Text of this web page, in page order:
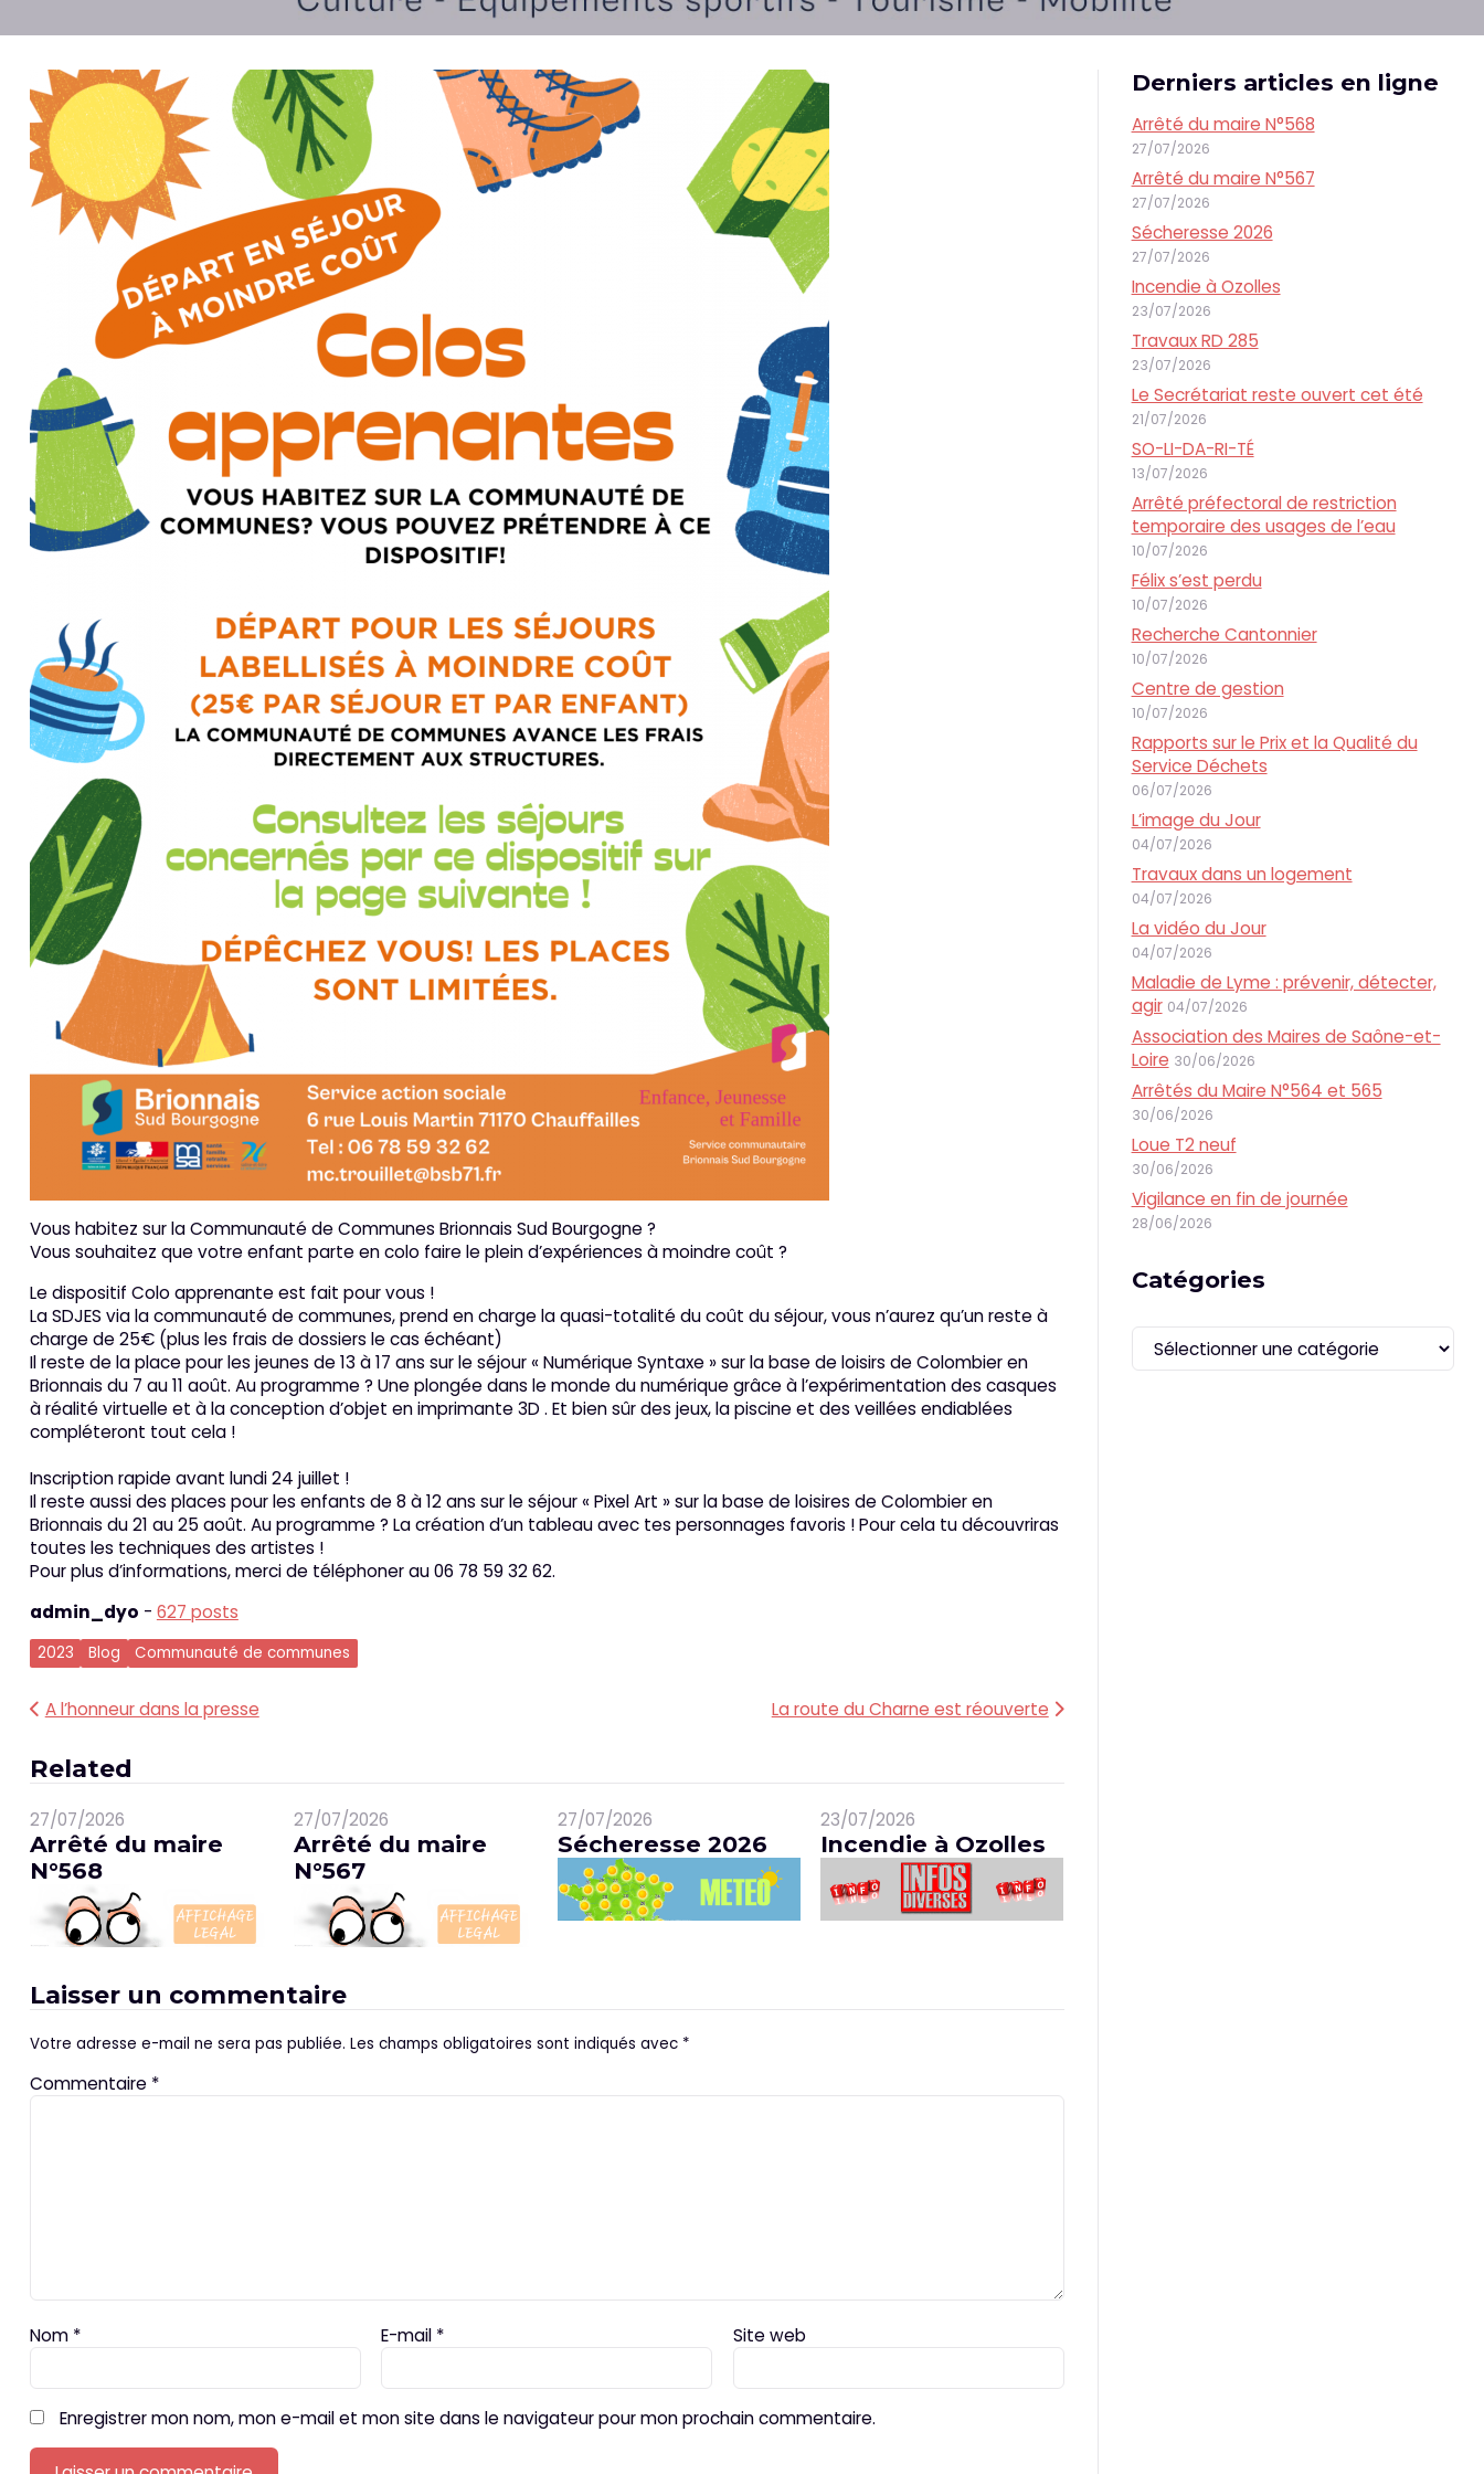
Vous habitez sur la Communauté de Communes Brionnais Sud Bourgogne ?
Vous souhaitez que votre enfant parte en colo faire le plein d’expériences à moindre coût ?
Le dispositif Colo apprenante est fait pour vous !
La SDJES via la communauté de communes, prend en charge la quasi-totalité du coût du séjour, vous n’aurez qu’un reste à
charge de 25€ (plus les frais de dossiers le cas échéant)
Il reste de la place pour les jeunes de 13 à 17 ans sur le séjour « Numérique Syntaxe » sur la base de loisirs de Colombier en
Brionnais du 7 au 11 août. Au programme ? Une plongée dans le monde du numérique grâce à l’expérimentation des casques
à réalité virtuelle et à la conception d’objet en imprimante 3D . Et bien sûr des jeux, la piscine et des veillées endiablées
compléteront tout cela !
Inscription rapide avant lundi 24 juillet !
Il reste aussi des places pour les enfants de 8 à 12 ans sur le séjour « Pixel Art » sur la base de loisires de Colombier en
Brionnais du 21 au 25 août. Au programme ? La création d’un tableau avec tes personnages favoris ! Pour cela tu découvriras
toutes les techniques des artistes !
Pour plus d’informations, merci de téléphoner au 06 78 59 32 62.
admin_dyo - 627 posts
2023 Blog Communauté de communes
Navigation
l’article
A l’honneur dans la presse La route du Charne est réouverte
Related
27/07/2026
Arrêté du maire
N°568
27/07/2026
Arrêté du maire
N°567
27/07/2026
Sécheresse 2026
23/07/2026
Incendie à Ozolles
Laisser un commentaire
Votre adresse e-mail ne sera pas publiée. Les champs obligatoires sont indiqués avec *
Commentaire *
Nom * E-mail * Site web
Enregistrer mon nom, mon e-mail et mon site dans le navigateur pour mon prochain commentaire.
Derniers articles en ligne
Arrêté du maire N°568
27/07/2026
Arrêté du maire N°567
27/07/2026
Sécheresse 2026
27/07/2026
Incendie à Ozolles
23/07/2026
Travaux RD 285
23/07/2026
Le Secrétariat reste ouvert cet été
21/07/2026
SO-LI-DA-RI-TÉ
13/07/2026
Arrêté préfectoral de restriction
temporaire des usages de l’eau
10/07/2026
Félix s’est perdu
10/07/2026
Recherche Cantonnier
10/07/2026
Centre de gestion
10/07/2026
Rapports sur le Prix et la Qualité du
Service Déchets
06/07/2026
L’image du Jour
04/07/2026
Travaux dans un logement
04/07/2026
La vidéo du Jour
04/07/2026
Maladie de Lyme : prévenir, détecter,
agir 04/07/2026
Association des Maires de Saône-et-
Loire 30/06/2026
Arrêtés du Maire N°564 et 565
30/06/2026
Loue T2 neuf
30/06/2026
Vigilance en fin de journée
28/06/2026
Catégories
Catégories